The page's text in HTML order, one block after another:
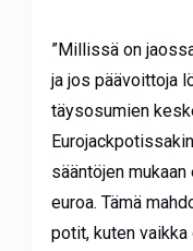
”Millissä on
ja jos päävoittoja
täysosumien
sääntöjen
euroa. Tämä
potit, kuten